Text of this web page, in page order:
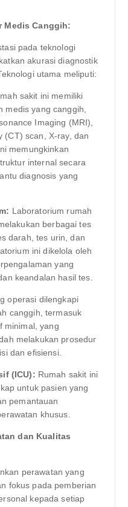
Medis Canggih:
pada teknologi
akurasi diagnostik
utama meliputi:
sakit ini memiliki
medis yang canggih,
Imaging (MRI),
(CT) scan, X-ray, dan
memungkinkan
internal secara
diagnosis yang
Laboratorium rumah
berbagai tes
darah, tes urin, dan
ini dikelola oleh
yang
keandalan hasil tes.
operasi dilengkapi
canggih, termasuk
minimal, yang
melakukan prosedur
dan efisiensi.
(ICU): Rumah sakit ini
untuk pasien yang
pemantauan
khusus.
dan Kualitas
perawatan yang
fokus pada pemberian
kepada setiap